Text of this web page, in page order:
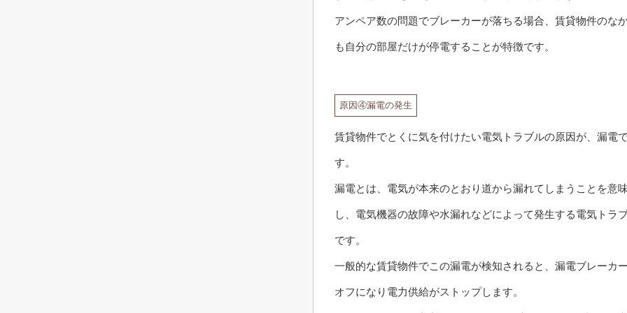
アンペア数の問題でブレーカーが落ちる場合、賃貸物件のな
も自分の部屋だけが停電することが特徴です。
原因④漏電の発生
賃貸物件でとくに気を付けたい電気トラブルの原因が、漏電
す。
漏電とは、電気が本来のとおり道から漏れてしまうことを意
し、電気機器の故障や水漏れなどによって発生する電気トラ
です。
一般的な賃貸物件でこの漏電が検知されると、漏電ブレーカ
オフになり電力供給がストップします。